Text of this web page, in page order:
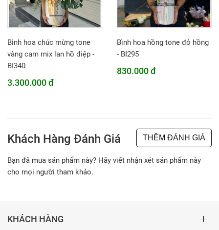
Bình hoa chúc mừng tone
vàng cam mix lan hồ điệp -
BI340
3.300.000 đ
Bình hoa hồng tone đỏ hồng
- BI295
830.000 đ
Khách Hàng Đánh Giá THÊM ĐÁNH GIÁ
Bạn đã mua sản phẩm này? Hãy viết nhận xét sản phẩm này
cho mọi người tham khảo.
KHÁCH HÀNG